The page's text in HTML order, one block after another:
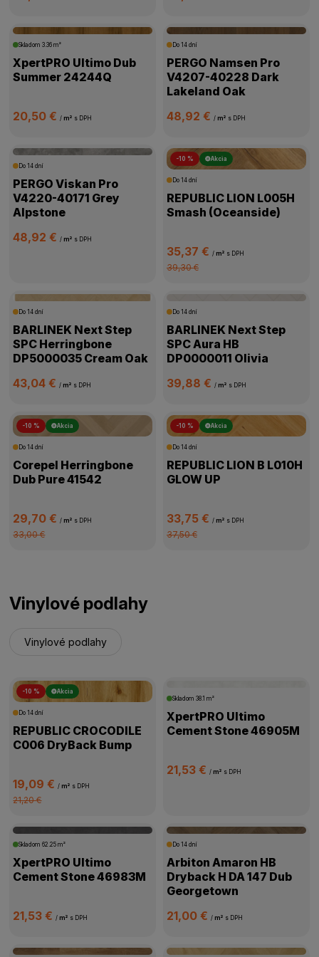
Skladom3.36 m²
XpertPRO Ultimo Dub
Summer 24244Q
20,50 €/ m² s DPH
Do 14 dní
PERGO Namsen Pro
V4207-40228 Dark
Lakeland Oak
48,92 € / m² s DPH
Do 14 dní
PERGO Viskan Pro
V4220-40171 Grey
Alpstone
48,92 €/ m² s DPH
-10 % Akcia
Do 14 dní
REPUBLIC LION L005H
Smash (Oceanside)
35,37 € / m² s DPH
39,30 €
Do 14 dní
BARLINEK Next Step
SPC Herringbone
DP5000035 Cream Oak
43,04 €/ m² s DPH
Do 14 dní
BARLINEK Next Step
SPC Aura HB
DP0000011 Olivia
39,88 € / m² s DPH
-10 % Akcia
Do 14 dní
Corepel Herringbone
Dub Pure 41542
29,70 €/ m² s DPH
33,00 €
-10 % Akcia
Do 14 dní
REPUBLIC LION B L010H
GLOW UP
33,75 € / m² s DPH
37,50 €
Vinylové podlahy
Vinylové podlahy
-10 % Akcia
Do 14 dní
REPUBLIC CROCODILE
C006 DryBack Bump
19,09 €/ m² s DPH
21,20 €
Skladom 38.1 m²
XpertPRO Ultimo
Cement Stone 46905M
21,53 € / m² s DPH
Skladom62.25 m²
XpertPRO Ultimo
Cement Stone 46983M
21,53 €/ m² s DPH
Do 14 dní
Arbiton Amaron HB
Dryback H DA 147 Dub
Georgetown
21,00 € / m² s DPH